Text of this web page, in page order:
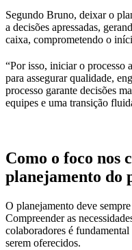
Segundo Bruno, deixar o
a decisões apressadas,
caixa, comprometendo o
“Por isso, iniciar o processo
para assegurar qualidade,
processo garante decisões
equipes e uma transição
Como o foco nos
planejamento do
O planejamento deve
Compreender as
colaboradores é
serem oferecidos.